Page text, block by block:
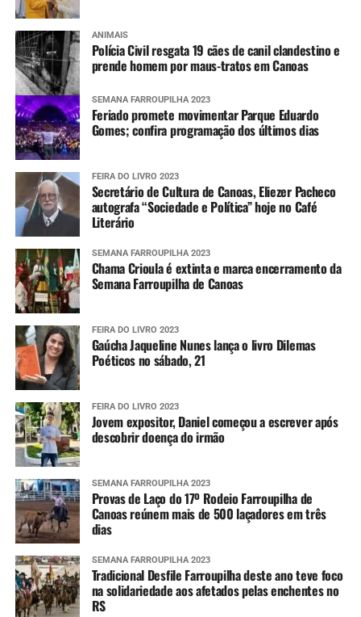
ANIMAIS
Polícia Civil resgata 19 cães de canil clandestino e
prende homem por maus-tratos em Canoas
SEMANA FARROUPILHA 2023
Feriado promete movimentar Parque Eduardo
Gomes; confira programação dos últimos dias
FEIRA DO LIVRO 2023
Secretário de Cultura de Canoas, Eliezer Pacheco
autografa “Sociedade e Política” hoje no Café
Literário
SEMANA FARROUPILHA 2023
Chama Crioula é extinta e marca encerramento da
Semana Farroupilha de Canoas
FEIRA DO LIVRO 2023
Gaúcha Jaqueline Nunes lança o livro Dilemas
Poéticos no sábado, 21
FEIRA DO LIVRO 2023
Jovem expositor, Daniel começou a escrever após
descobrir doença do irmão
SEMANA FARROUPILHA 2023
Provas de Laço do 17º Rodeio Farroupilha de
Canoas reúnem mais de 500 laçadores em três
dias
SEMANA FARROUPILHA 2023
Tradicional Desfile Farroupilha deste ano teve foco
na solidariedade aos afetados pelas enchentes no
RS